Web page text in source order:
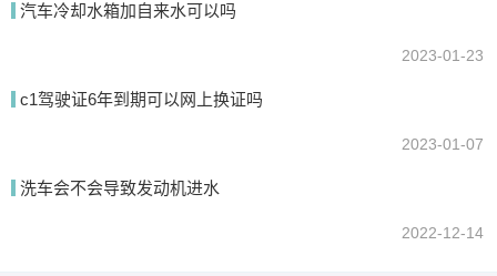
汽车冷却水箱加自来水可以吗
2023-01-23
c1驾驶证6年到期可以网上换证吗
2023-01-07
洗车会不会导致发动机进水
2022-12-14